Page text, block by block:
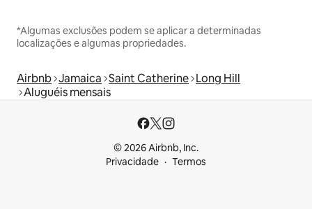
*Algumas exclusões podem se aplicar a determinadas
localizações e algumas propriedades.
Airbnb Jamaica Saint Catherine Long Hill
Aluguéis mensais
© 2026 Airbnb, Inc.
Privacidade
Termos